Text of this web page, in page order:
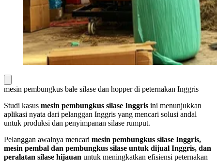
mesin pembungkus bale silase dan hopper di peternakan Inggris
Studi kasus mesin pembungkus silase Inggris ini menunjukkan
aplikasi nyata dari pelanggan Inggris yang mencari solusi andal
untuk produksi dan penyimpanan silase rumput.
Pelanggan awalnya mencari mesin pembungkus silase Inggris,
mesin pembal dan pembungkus silase untuk dijual Inggris, dan
peralatan silase hijauan untuk meningkatkan efisiensi peternakan